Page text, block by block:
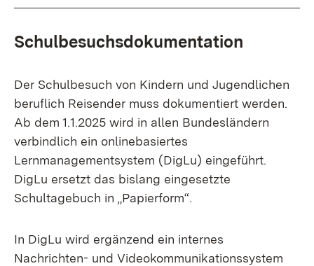
Schulbesuchsdokumentation
Der Schulbesuch von Kindern und Jugendlichen
beruflich Reisender muss dokumentiert werden.
Ab dem 1.1.2025 wird in allen Bundesländern
verbindlich ein onlinebasiertes
Lernmanagementsystem (DigLu) eingeführt.
DigLu ersetzt das bislang eingesetzte
Schultagebuch in „Papierform“.
In DigLu wird ergänzend ein internes
Nachrichten- und Videokommunikationssystem